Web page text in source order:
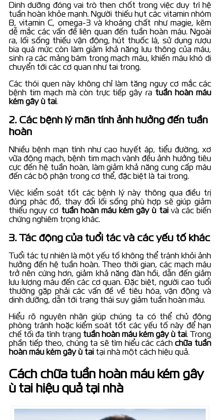
Dinh dưỡng đóng vai trò then chốt trong việc duy trì hệ
tuần hoàn khỏe mạnh. Người thiếu hụt các vitamin nhóm
B, vitamin C, omega-3 và khoáng chất như magie, kẽm
dễ mắc các vấn đề liên quan đến tuần hoàn máu. Ngoài
ra, lối sống thiếu vận động, hút thuốc lá, sử dụng rượu
bia quá mức còn làm giảm khả năng lưu thông của máu,
sinh ra các mảng bám trong mạch máu, khiến máu khó di
chuyển tới các cơ quan như tai trong.
Các thói quen này không chỉ làm tăng nguy cơ mắc các
bệnh tim mạch mà còn trực tiếp gây ra tuần hoàn máu
kém gây ù tai.
2. Các bệnh lý mãn tính ảnh hưởng đến tuần
hoàn
Nhiều bệnh mạn tính như cao huyết áp, tiểu đường, xơ
vữa động mạch, bệnh tim mạch vành đều ảnh hưởng tiêu
cực đến hệ tuần hoàn, làm giảm khả năng cung cấp máu
đến các bộ phận trong cơ thể, đặc biệt là tai trong.
Việc kiểm soát tốt các bệnh lý này thông qua điều trị
đúng phác đồ, thay đổi lối sống phù hợp sẽ giúp giảm
thiểu nguy cơ tuần hoàn máu kém gây ù taivà các biến
chứng nghiêm trọng khác.
3. Tác động của tuổi tác và các yếu tố khác
Tuổi tác tự nhiên là một yếu tố không thể tránh khỏi ảnh
hưởng đến hệ tuần hoàn. Theo thời gian, các mạch máu
trở nên cứng hơn, giảm khả năng đàn hồi, dẫn đến giảm
lưu lượng máu đến các cơ quan. Đặc biệt, người cao tuổi
thường gặp phải các vấn đề về tiêu hóa, vận động và
dinh dưỡng, dẫn tới trạng thái suy giảm tuần hoàn máu.
Hiểu rõ nguyên nhân giúp chúng ta có thể chủ động
phòng tránh hoặc kiểm soát tốt các yếu tố này để hạn
chế tối đa tình trạng tuần hoàn máu kém gây ù tai. Trong
phần tiếp theo, chúng ta sẽ tìm hiểu các cáchchữa tuần
hoàn máu kém gây ù tai tại nhà một cách hiệu quả.
Cách chữa tuần hoàn máu kém gây
ù tai hiệu quả tại nhà